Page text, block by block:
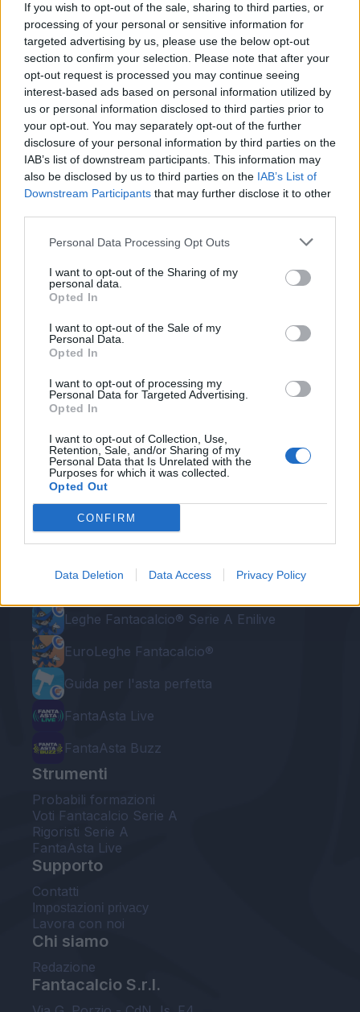
If you wish to opt-out of the sale, sharing to third parties, or
processing of your personal or sensitive information for
targeted advertising by us, please use the below opt-out
section to confirm your selection. Please note that after your
opt-out request is processed you may continue seeing
interest-based ads based on personal information utilized by
us or personal information disclosed to third parties prior to
your opt-out. You may separately opt-out of the further
disclosure of your personal information by third parties on the
IAB’s list of downstream participants. This information may
also be disclosed by us to third parties on the IAB’s List of
Downstream Participants that may further disclose it to other
Personal Data Processing Opt Outs
I want to opt-out of the Sharing of my
personal data.
Opted In
I want to opt-out of the Sale of my
Personal Data.
Opted In
I want to opt-out of processing my
Personal Data for Targeted Advertising.
Opted In
I want to opt-out of Collection, Use,
Retention, Sale, and/or Sharing of my
Personal Data that Is Unrelated with the
Purposes for which it was collected.
Opted Out
CONFIRM
Data Deletion Data Access Privacy Policy
l’interesse di diverse squadre europee: tra
queste ci sarebbe anche l’Inter. Il Newcastle
chiede 7 milioni per il cartellino di Ben Harfa,
stessa cifra che i ‘Magpies’ sborsarono nel 2011
per acquistarlo dal Marsiglia.
Sul fronte Vidic, intanto, arrivano novità. L'agente
del calciatore, rispondendo a chi gli chiedeva
quale fosse la situazione del suo assistito e se
avesse già un accordo col club nerazzurro, ha
risposto: “
Posso dire che presto un comunicato
riportate dacalciomercato.it. Insomma, a breve
ne sapremo di più.
Autore
Redazione Fantacalcio.it
Leghe Fantacalcio® Serie A Enilive
EuroLeghe Fantacalcio®
Guida per l'asta perfetta
FantaAsta Live
FantaAsta Buzz
Strumenti
Probabili formazioni
Voti Fantacalcio Serie A
Rigoristi Serie A
FantaAsta Live
Supporto
Contatti
Impostazioni privacy
Lavora con noi
Chi siamo
Redazione
Fantacalcio S.r.l.